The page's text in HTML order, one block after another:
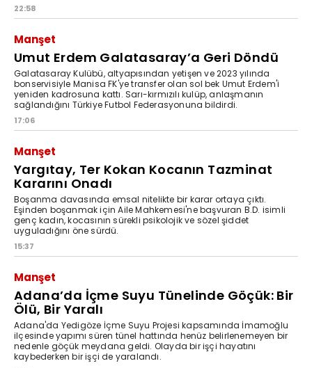
22:58
Manşet
Umut Erdem Galatasaray’a Geri Döndü
Galatasaray Kulübü, altyapısından yetişen ve 2023 yılında
bonservisiyle Manisa FK'ye transfer olan sol bek Umut Erdem'i
yeniden kadrosuna kattı. Sarı-kırmızılı kulüp, anlaşmanın
sağlandığını Türkiye Futbol Federasyonuna bildirdi.
17:06
Manşet
Yargıtay, Ter Kokan Kocanın Tazminat
Kararını Onadı
Boşanma davasında emsal nitelikte bir karar ortaya çıktı.
Eşinden boşanmak için Aile Mahkemesi'ne başvuran B.D. isimli
genç kadın, kocasının sürekli psikolojik ve sözel şiddet
uyguladığını öne sürdü.
15:37
Manşet
Adana’da İçme Suyu Tünelinde Göçük: Bir
Ölü, Bir Yaralı
Adana'da Yedigöze İçme Suyu Projesi kapsamında İmamoğlu
ilçesinde yapımı süren tünel hattında henüz belirlenemeyen bir
nedenle göçük meydana geldi. Olayda bir işçi hayatını
kaybederken bir işçi de yaralandı.